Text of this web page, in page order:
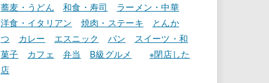
蕎麦・うどん 和食・寿司
ラーメン・中華
洋食・イタリアン
焼肉・ステーキ
とんか
つ
カレー エスニック パン
スイーツ・和
菓子
カフェ 弁当 B級グルメ
※閉店した
店